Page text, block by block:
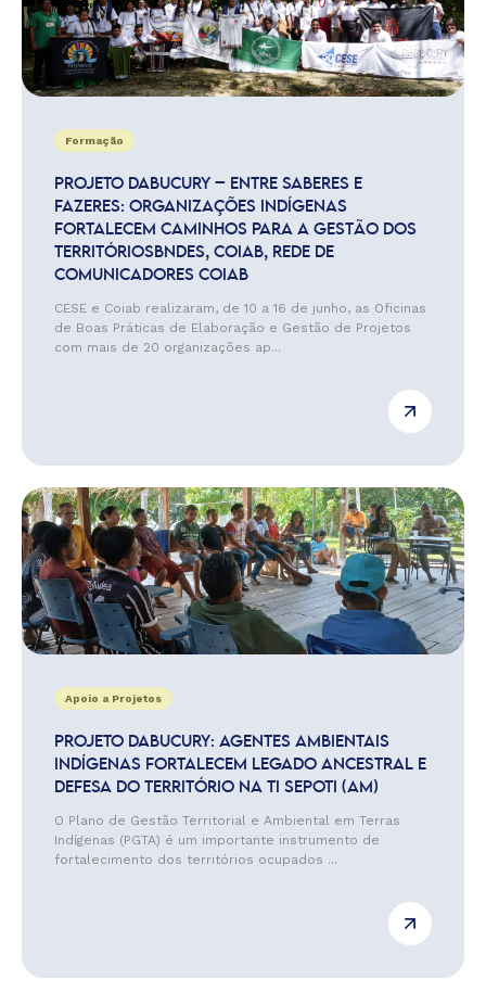
Formação
PROJETO DABUCURY – ENTRE SABERES E
FAZERES: ORGANIZAÇÕES INDÍGENAS
FORTALECEM CAMINHOS PARA A GESTÃO DOS
TERRITÓRIOSBNDES, COIAB, REDE DE
COMUNICADORES COIAB
CESE e Coiab realizaram, de 10 a 16 de junho, as Oficinas
de Boas Práticas de Elaboração e Gestão de Projetos
com mais de 20 organizações ap...
Apoio a Projetos
PROJETO DABUCURY: AGENTES AMBIENTAIS
INDÍGENAS FORTALECEM LEGADO ANCESTRAL E
DEFESA DO TERRITÓRIO NA TI SEPOTI (AM)
O Plano de Gestão Territorial e Ambiental em Terras
Indígenas (PGTA) é um importante instrumento de
fortalecimento dos territórios ocupados ...